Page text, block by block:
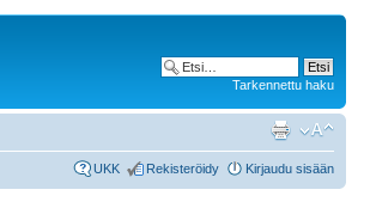
Tarkennettu haku
UKK Rekisteröidy Kirjaudu sisään